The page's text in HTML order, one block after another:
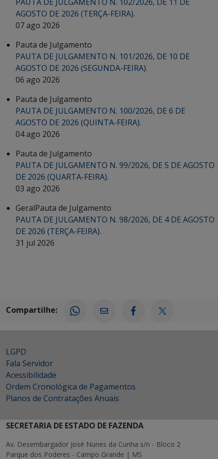
AGOSTO DE 2026 (TERÇA-FEIRA).
07 ago 2026
Pauta de Julgamento
PAUTA DE JULGAMENTO N. 101/2026, DE 10 DE
AGOSTO DE 2026 (SEGUNDA-FEIRA).
06 ago 2026
Pauta de Julgamento
PAUTA DE JULGAMENTO N. 100/2026, DE 6 DE
AGOSTO DE 2026 (QUINTA-FEIRA).
04 ago 2026
Pauta de Julgamento
PAUTA DE JULGAMENTO N. 99/2026, DE 5 DE AGOSTO
DE 2026 (QUARTA-FEIRA).
03 ago 2026
GeralPauta de Julgamento
PAUTA DE JULGAMENTO N. 98/2026, DE 4 DE AGOSTO
DE 2026 (TERÇA-FEIRA).
31 jul 2026
Compartilhe:
LGPD
Fala Servidor
Acessibilidade
Ordem Cronológica de Pagamentos
Planos de Contratações Anuais
SECRETARIA DE ESTADO DE FAZENDA
Av. Desembargador José Nunes da Cunha s/n - Bloco 2
Parque dos Poderes - Campo Grande | MS